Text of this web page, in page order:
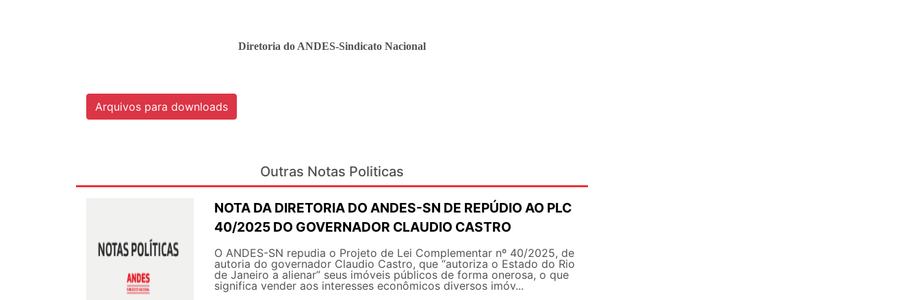
Diretoria do ANDES-Sindicato Nacional
Arquivos para downloads
Outras Notas Politicas
NOTA DA DIRETORIA DO ANDES-SN DE REPÚDIO AO PLC
40/2025 DO GOVERNADOR CLAUDIO CASTRO
O ANDES-SN repudia o Projeto de Lei Complementar nº 40/2025, de
autoria do governador Claudio Castro, que “autoriza o Estado do Rio
de Janeiro a alienar” seus imóveis públicos de forma onerosa, o que
significa vender aos interesses econômicos diversos imóv...